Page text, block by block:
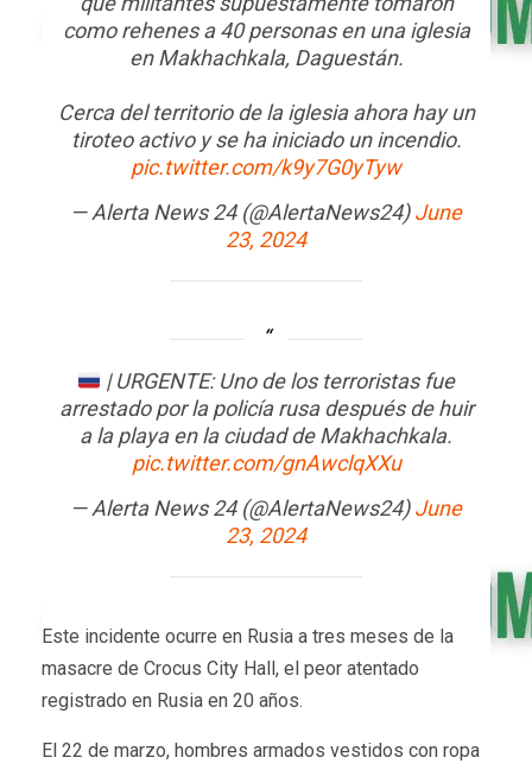
como rehenes a 40 personas en una iglesia
en Makhachkala, Daguestán.
Cerca del territorio de la iglesia ahora hay un
tiroteo activo y se ha iniciado un incendio.
pic.twitter.com/k9y7G0yTyw
— Alerta News 24 (@AlertaNews24)June
23, 2024
| URGENTE: Uno de los terroristas fue
arrestado por la policía rusa después de huir
a la playa en la ciudad de Makhachkala.
pic.twitter.com/gnAwclqXXu
— Alerta News 24 (@AlertaNews24)June
23, 2024
Este incidente ocurre en Rusia a tres meses de la
masacre de Crocus City Hall, el peor atentado
registrado en Rusia en 20 años.
El 22 de marzo, hombres armados vestidos con ropa